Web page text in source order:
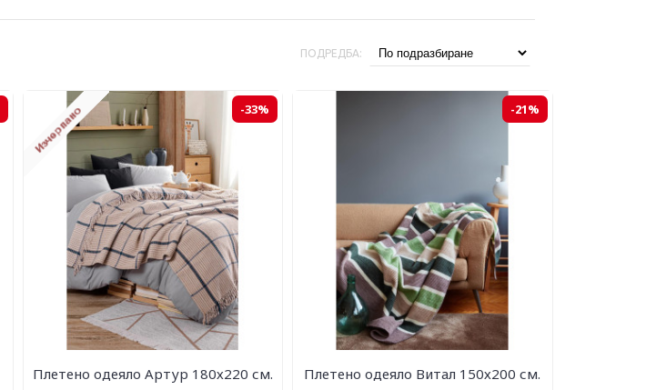
ПОДРЕДБА:
-33%
Плетено одеяло Артур 180х220 см.
-21%
Плетено одеяло Витал 150х200 см.